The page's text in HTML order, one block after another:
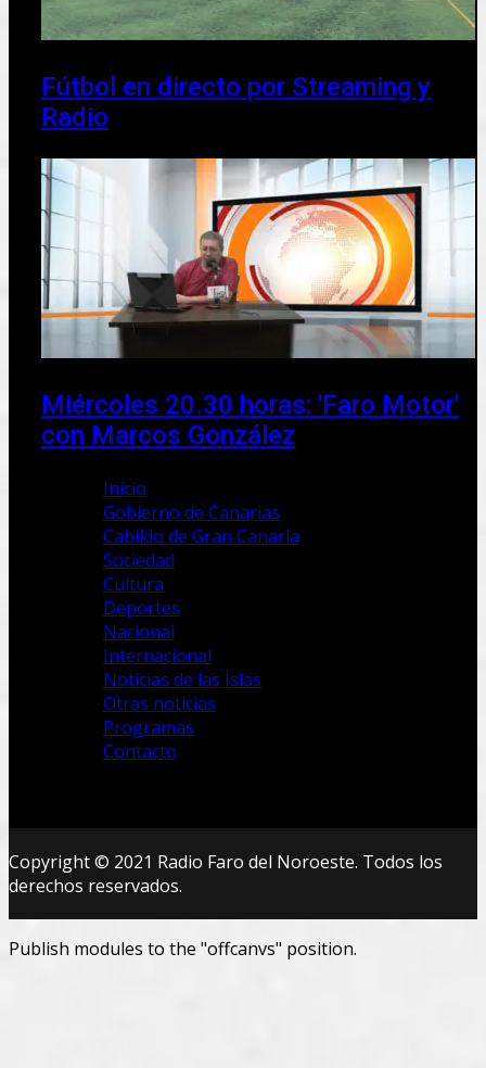
Fútbol en directo por Streaming y
Radio
Miércoles 20.30 horas: 'Faro Motor'
con Marcos González
Inicio
Gobierno de Canarias
Cabildo de Gran Canaria
Sociedad
Cultura
Deportes
Nacional
Internacional
Noticias de las Islas
Otras noticias
Programas
Contacto
Copyright © 2021 Radio Faro del Noroeste. Todos los
derechos reservados.
Publish modules to the "offcanvs" position.